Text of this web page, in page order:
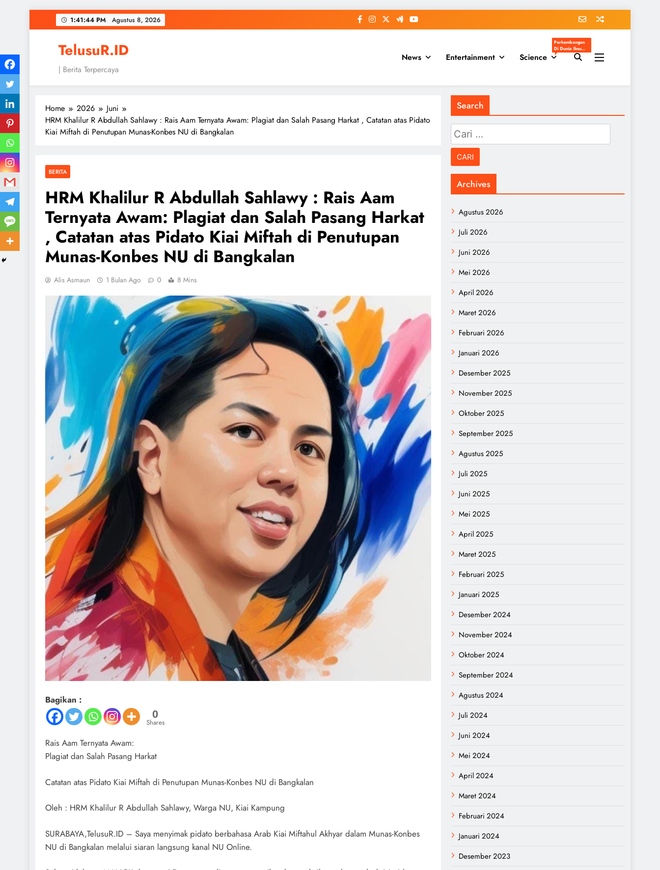
to
1:41:45 PM Agustus 8, 2026
TelusuR.ID
| Berita Terpercaya
News Entertainment Science
Perkembangan
Di Dunia Ilmu
Pengetahuan
Populer
Home 2026
Juni
HRM Khalilur R Abdullah Sahlawy : Rais Aam Ternyata Awam: Plagiat dan Salah Pasang Harkat , Catatan atas Pidato
Kiai Miftah di Penutupan Munas-Konbes NU di Bangkalan
BERITA
HRM Khalilur R Abdullah Sahlawy : Rais Aam
Ternyata Awam: Plagiat dan Salah Pasang Harkat
, Catatan atas Pidato Kiai Miftah di Penutupan
Munas-Konbes NU di Bangkalan
Alis Asmaun 1 Bulan Ago 0 8 Mins
Bagikan :
0
Shares
Rais Aam Ternyata Awam:
Plagiat dan Salah Pasang Harkat
Catatan atas Pidato Kiai Miftah di Penutupan Munas-Konbes NU di Bangkalan
Oleh : HRM Khalilur R Abdullah Sahlawy, Warga NU, Kiai Kampung
SURABAYA,TelusuR.ID – Saya menyimak pidato berbahasa Arab Kiai Miftahul Akhyar dalam Munas-Konbes
NU di Bangkalan melalui siaran langsung kanal NU Online.
Search
Cari
untuk:
Archives
Agustus 2026
Juli 2026
Juni 2026
Mei 2026
April 2026
Maret 2026
Februari 2026
Januari 2026
Desember 2025
November 2025
Oktober 2025
September 2025
Agustus 2025
Juli 2025
Juni 2025
Mei 2025
April 2025
Maret 2025
Februari 2025
Januari 2025
Desember 2024
November 2024
Oktober 2024
September 2024
Agustus 2024
Juli 2024
Juni 2024
Mei 2024
April 2024
Maret 2024
Februari 2024
Januari 2024
Desember 2023